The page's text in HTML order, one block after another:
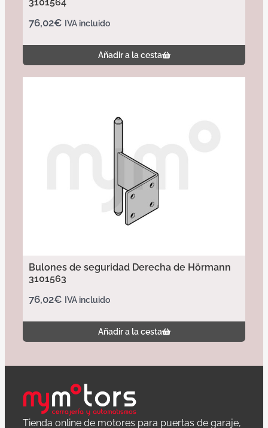
76,02€ IVA incluido
Añadir a la cesta
Bulones de seguridad Derecha de Hörmann
3101563
76,02€ IVA incluido
Añadir a la cesta
Tienda online de motores para puertas de garaje,